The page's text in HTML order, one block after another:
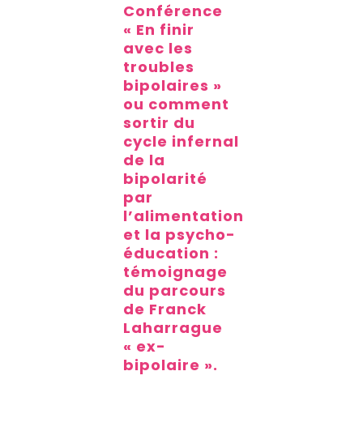
Conférence
« En finir
avec les
troubles
bipolaires »
ou comment
sortir du
cycle infernal
de la
bipolarité
par
l’alimentation
et la psycho-
éducation :
témoignage
du parcours
de Franck
Laharrague
« ex-
bipolaire ».